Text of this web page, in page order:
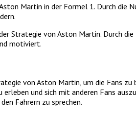
Martin in der Formel 1. Durch die
Strategie von Aston Martin. Durch
motiviert.
von Aston Martin, um die Fans
und sich mit anderen Fans
Fahrern zu sprechen.